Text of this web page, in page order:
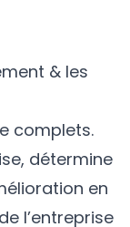
& les
complets.
détermine
en
l’entreprise